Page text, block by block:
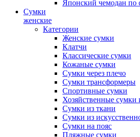
Японский чемодан по
Сумки
женские
Категории
Женские сумки
Клатчи
Классические сумки
Кожаные сумки
Сумки через плечо
Сумки трансформеры
Спортивные сумки
Хозяйственные сумки
Сумки из ткани
Сумки из
Сумки на пояс
Пляжные сумки